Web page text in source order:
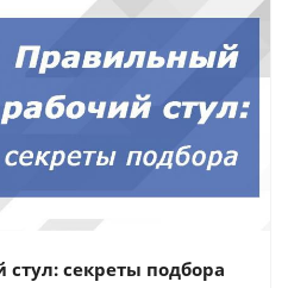
секреты подбора